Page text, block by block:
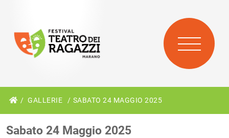
GALLERIE SABATO 24 MAGGIO 2025
Sabato 24 Maggio 2025